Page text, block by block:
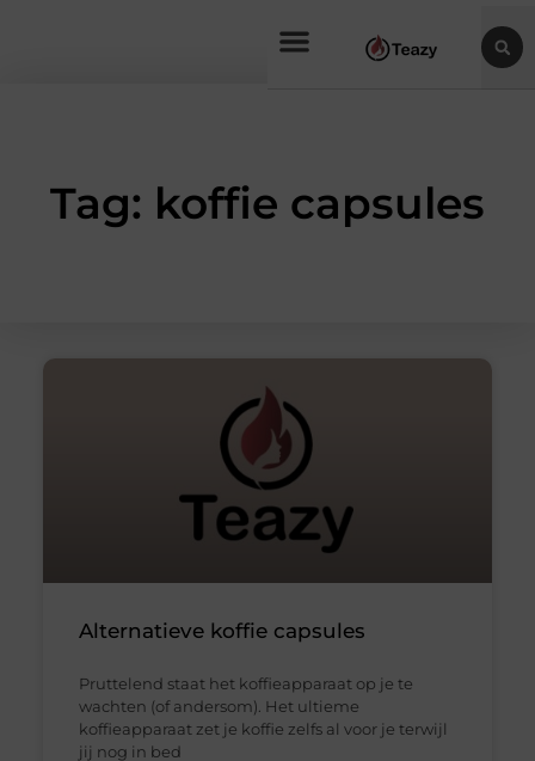
Tag: koffie capsules
Alternatieve koffie capsules
Pruttelend staat het koffieapparaat op je te
wachten (of andersom). Het ultieme
koffieapparaat zet je koffie zelfs al voor je terwijl
jij nog in bed